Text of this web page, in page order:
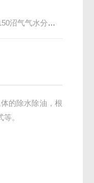
气气水分离器
的除水除油，根
。